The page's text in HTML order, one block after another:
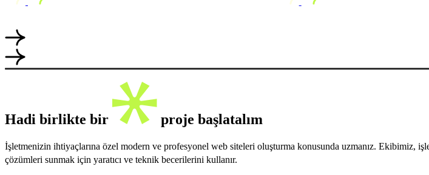
Hadi birlikte bir proje başlatalım
İşletmenizin ihtiyaçlarına özel modern ve profesyonel web siteleri oluşturma konusunda uzmanız. Ekibimiz,
çözümleri sunmak için yaratıcı ve teknik becerilerini kullanır.